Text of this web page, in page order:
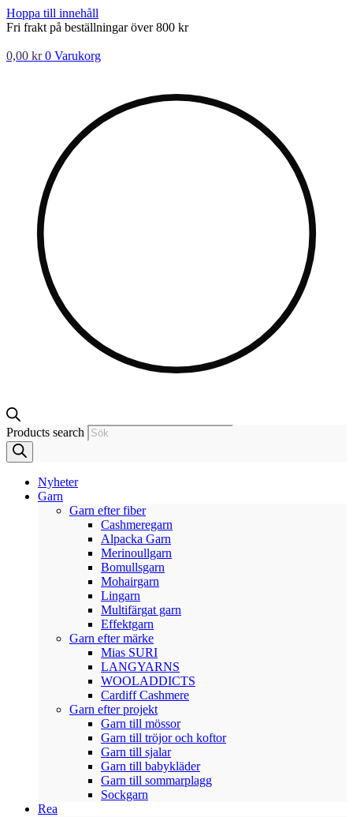
Hoppa till innehåll
Fri frakt på beställningar över 800 kr
0,00 kr 0 Varukorg
Products search
Nyheter
Garn
Garn efter fiber
Cashmeregarn
Alpacka Garn
Merinoullgarn
Bomullsgarn
Mohairgarn
Lingarn
Multifärgat garn
Effektgarn
Garn efter märke
Mias SURI
LANGYARNS
WOOLADDICTS
Cardiff Cashmere
Garn efter projekt
Garn till mössor
Garn till tröjor och koftor
Garn till sjalar
Garn till babykläder
Garn till sommarplagg
Sockgarn
Rea